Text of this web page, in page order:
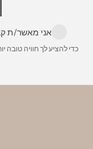
עד הבית מרגע
לינק לפירוט
הניחי את
במילימטרים.
הפנימי. את
אני מאשר/ת
כדי להציע לך חוויה טובה